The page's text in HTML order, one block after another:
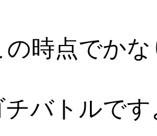
の時点でか
バトルで